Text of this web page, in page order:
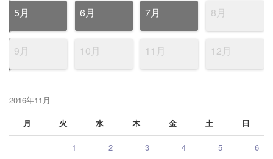
5月 6月 7月 8月
9月 10月 11月 12月
2016年11月
月
火 水 木 金 土 日
1 2 3 4 5 6